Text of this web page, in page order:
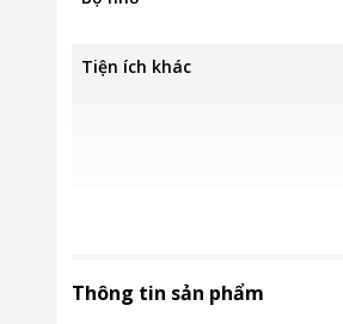
Tiện ích khác
Thông tin sản phẩm